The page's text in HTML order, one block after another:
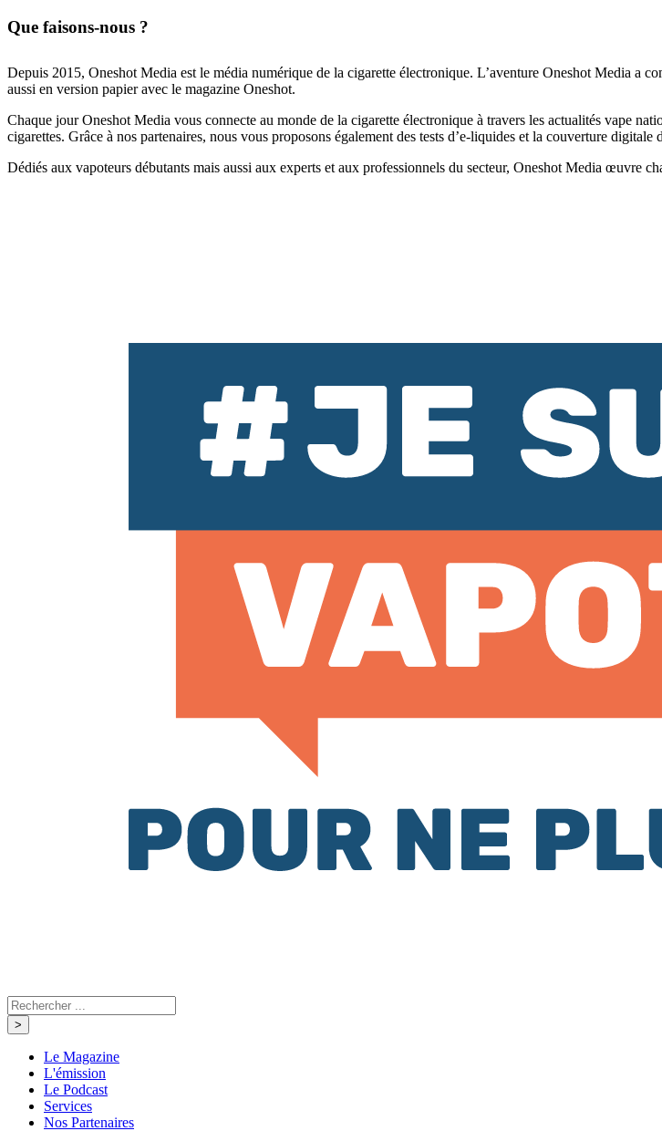
Que faisons-nous ?
Depuis 2015, Oneshot Media est le média numérique de la cigarette électronique. L’aventure Oneshot Media a
aussi en version papier avec le magazine Oneshot.
Chaque jour Oneshot Media vous connecte au monde de la cigarette électronique à travers les actualités vape
cigarettes. Grâce à nos partenaires, nous vous proposons également des tests d’e-liquides et la couverture digitale
Dédiés aux vapoteurs débutants mais aussi aux experts et aux professionnels du secteur, Oneshot Media œuvre
Le Magazine
L'émission
Le Podcast
Services
Nos Partenaires